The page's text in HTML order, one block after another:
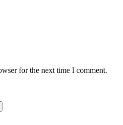
for the next time I comment.